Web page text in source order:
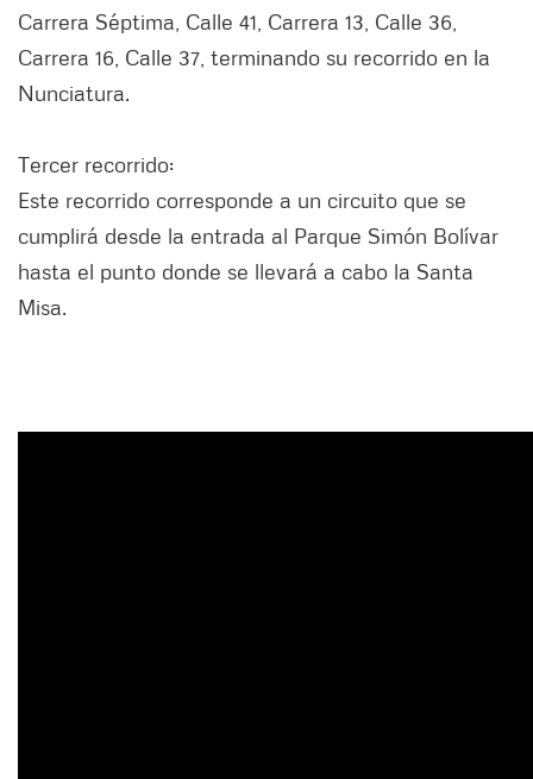
Carrera Séptima, Calle 41, Carrera 13, Calle 36,
Carrera 16, Calle 37, terminando su recorrido en la
Nunciatura.
Tercer recorrido:
Este recorrido corresponde a un circuito que se
cumplirá desde la entrada al Parque Simón Bolívar
hasta el punto donde se llevará a cabo la Santa
Misa.